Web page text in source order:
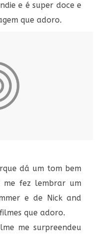
e é super doce e
que adoro.
dá um tom bem
me fez lembrar um
e de Nick and
que adoro.
me surpreendeu